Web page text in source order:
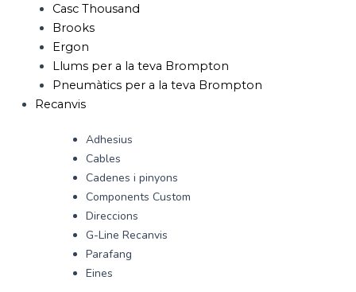
Casc Thousand
Brooks
Ergon
Llums per a la teva Brompton
Pneumàtics per a la teva Brompton
Recanvis
Adhesius
Cables
Cadenes i pinyons
Components Custom
Direccions
G-Line Recanvis
Parafang
Eines